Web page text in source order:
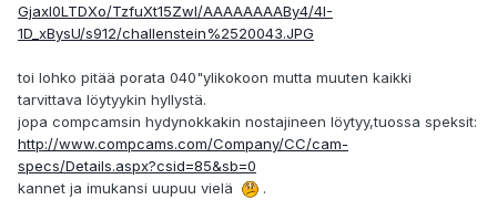
GjaxI0LTDXo/TzfuXt15ZwI/AAAAAAAABy4/4I-
1D_xBysU/s912/challenstein%2520043.JPG
toi lohko pitää porata 040"ylikokoon mutta muuten kaikki
tarvittava löytyykin hyllystä.
jopa compcamsin hydynokkakin nostajineen löytyy,tuossa speksit:
http://www.compcams.com/Company/CC/cam-
specs/Details.aspx?csid=85&sb=0
kannet ja imukansi uupuu vielä
.